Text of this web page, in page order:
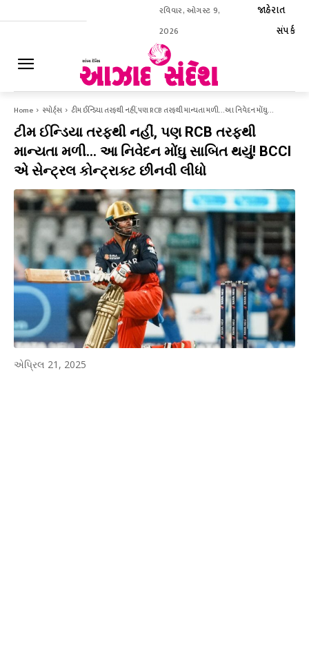
રવિવાર, ઓગસ્ટ 9,
2026
જાહેરાત
સંપર્ક
Home સ્પોર્ટ્સ ટીમ ઈન્ડિયા તરફથી નહીં, પણ RCB તરફથી માન્યતા મળી… આ નિવેદન મોંઘુ...
ટીમ ઈન્ડિયા તરફથી નહીં, પણ RCB તરફથી
માન્યતા મળી… આ નિવેદન મોંઘુ સાબિત થયું! BCCI
એ સેન્ટ્રલ કોન્ટ્રાક્ટ છીનવી લીધો
એપ્રિલ 21, 2025